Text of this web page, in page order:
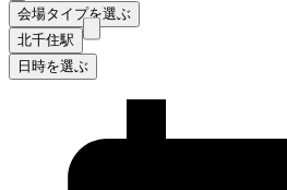
会場タイプを選ぶ
北千住駅
日時を選ぶ